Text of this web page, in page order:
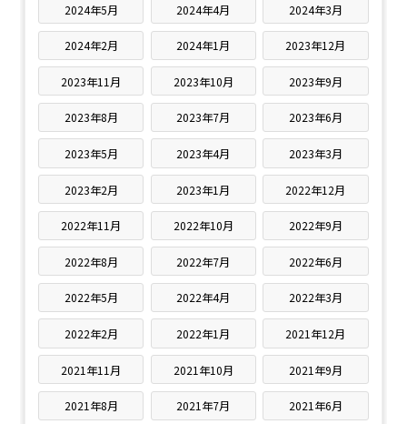
2024年5月 2024年4月 2024年3月
2024年2月 2024年1月 2023年12月
2023年11月 2023年10月 2023年9月
2023年8月 2023年7月 2023年6月
2023年5月 2023年4月 2023年3月
2023年2月 2023年1月 2022年12月
2022年11月 2022年10月 2022年9月
2022年8月 2022年7月 2022年6月
2022年5月 2022年4月 2022年3月
2022年2月 2022年1月 2021年12月
2021年11月 2021年10月 2021年9月
2021年8月 2021年7月 2021年6月